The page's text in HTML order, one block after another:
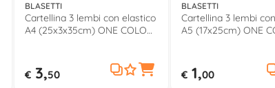
BLASETTI
Cartellina 3 lembi con elastico
A4 (25x3x35cm) ONE COLOR
€ 3,50
BLASETTI
Cartellina 3 lembi
A5 (17x25cm) ONE
€ 1,00